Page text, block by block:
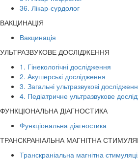
36. Лікар-сурдолог
ВАКЦИНАЦІЯ
Вакцинація
УЛЬТРАЗВУКОВЕ ДОСЛІДЖЕННЯ
1. Гінекологічні дослідження
2. Акушерські дослідження
3. Загальні ультразвукові
4. Педіатричне ультразвукове
ФУНКЦІОНАЛЬНА ДІАГНОСТИКА
Функціональна діагностика
ТРАНСКРАНІАЛЬНА МАГНІТНА
Транскраніальна магнітна